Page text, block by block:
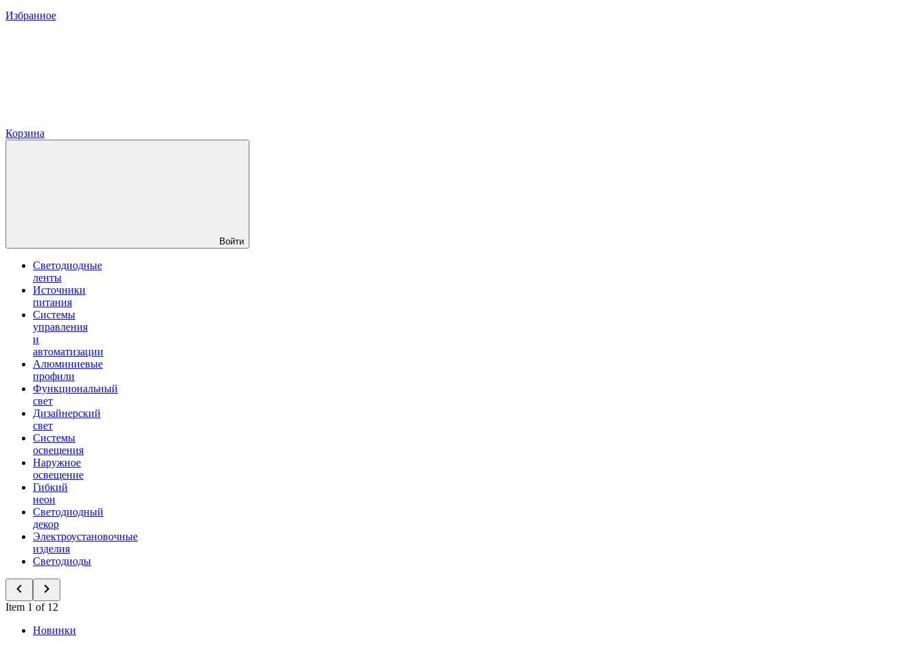
Избранное
Корзина
Войти
Светодиодные
ленты
Источники
питания
Системы
управления
и
автоматизации
Алюминиевые
профили
Функциональный
свет
Дизайнерский
свет
Системы
освещения
Наружное
освещение
Гибкий
неон
Светодиодный
декор
Электроустановочные
изделия
Светодиоды
Item 1 of 12
Новинки